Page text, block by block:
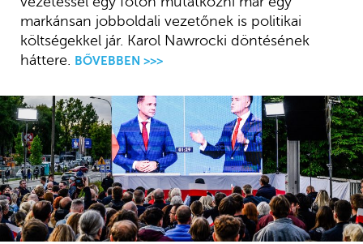
markánsan jobboldali vezetőnek is politikai
költségekkel jár. Karol Nawrocki döntésének
háttere. BŐVEBBEN >>>